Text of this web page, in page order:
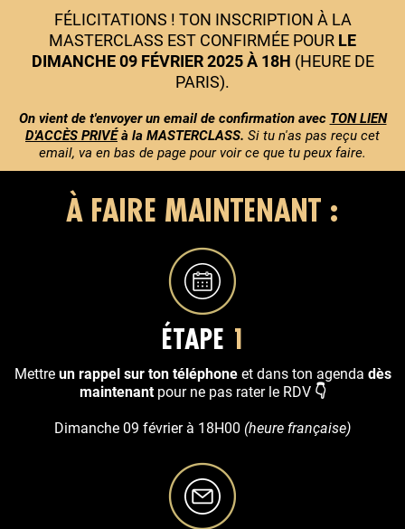
FÉLICITATIONS ! TON INSCRIPTION À LA
MASTERCLASS EST CONFIRMÉE POUR LE
DIMANCHE 09 FÉVRIER 2025 À 18H (HEURE DE
PARIS).
On vient de t'envoyer un email de confirmation avec TON LIEN
D'ACCÈS PRIVÉà la MASTERCLASS. Si tu n'as pas reçu cet
email, va en bas de page pour voir ce que tu peux faire.
À FAIRE MAINTENANT :
ÉTAPE 1
Mettreun rappel sur ton téléphone et dans ton agenda dès
maintenant pour ne pas rater le RDV 👇
Dimanche 09 février à 18H00 (heure française)